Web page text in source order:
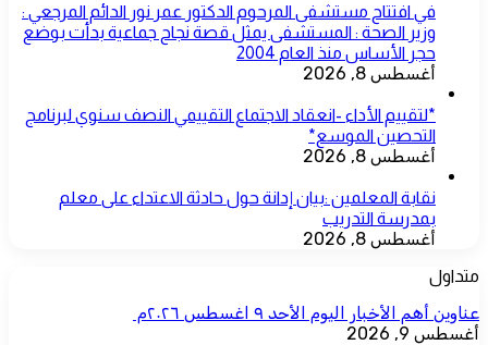
في افتتاح مستشفى المرحوم الدكتور عمر نور الدائم المرجعي :
وزير الصحة : المستشفى يمثل قصة نجاح جماعية بدأت بوضع
حجر الأساس منذ العام 2004
أغسطس 8, 2026
*لتقييم الأداء -انعقاد الاجتماع التقييمي النصف سنوي لبرنامج
التحصين الموسع*
أغسطس 8, 2026
نقابة المعلمين :بيان إدانة حول حادثة الاعتداء على معلم
بمدرسة التدريب
أغسطس 8, 2026
متداول
عناوين أهم الأخبار اليوم الأحد ٩ اغسطس ٢٠٢٦م ​
أغسطس 9, 2026